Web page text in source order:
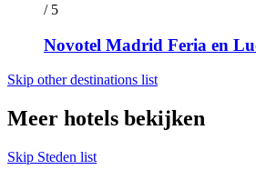
/ 5
Novotel Madrid Feria en
Skip other destinations list
Meer hotels bekijken
Skip Steden list